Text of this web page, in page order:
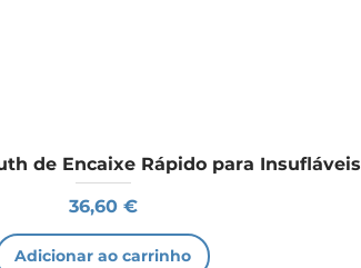
de Encaixe Rápido para Insufláveis
Preço
36,60 €
Adicionar ao carrinho